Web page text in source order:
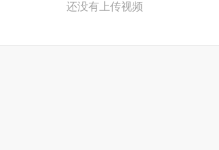
还没有上传视频